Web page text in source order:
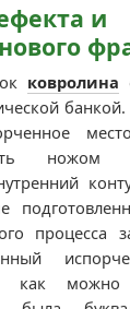
и
ковролина
ножом
процесса
как